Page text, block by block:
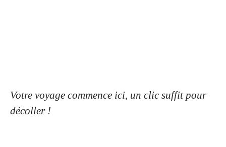
Votre voyage commence ici, un clic suffit pour
décoller !